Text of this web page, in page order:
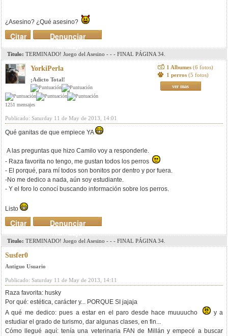
¿Asesino? ¿Qué asesino?
Denunciar
mensaje
Citar
Titulo: TERMINADO! Juego del Asesino - - - FINAL PÁGINA 34.
YorkiPerla
¡Adicto Total!
1251 mensajes
1 Albumes (6 fotos)
1 perros (5 fotos)
ver mas
Publicado: Saturday 11 de May de 2013, 14:01
Qué ganitas de que empiece YA
A las preguntas que hizo Camilo voy a responderle.
- Raza favorita no tengo, me gustan todos los perros
- El porqué, para mí todos son bonitos por dentro y por fuera.
-No me dedico a nada, aún soy estudiante.
- Y el foro lo conocí buscando información sobre los perros.
Listo
Denunciar
mensaje
Citar
Titulo: TERMINADO! Juego del Asesino - - - FINAL PÁGINA 34.
Susfer0
Antiguo Usuario
Publicado: Saturday 11 de May de 2013, 14:11
Raza favorita: husky
Por qué: estética, carácter y... PORQUE SI jajaja
A qué me dedico: pues a estar en el paro desde hace muuuucho
y a
estudiar el grado de turismo, dar algunas clases, en fin...
Cómo llegué aquí: tenía una veterinaria FAN de Millán y empecé a buscar